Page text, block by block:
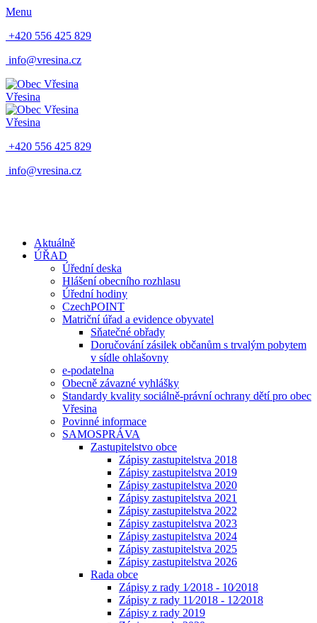
Menu
+420 556 425 829
info@vresina.cz
Vřesina
Vřesina
+420 556 425 829
info@vresina.cz
Aktuálně
ÚŘAD
Úřední deska
Hlášení obecního rozhlasu
Úřední hodiny
CzechPOINT
Matriční úřad a evidence obyvatel
Sňatečné obřady
Doručování zásilek občanům s trvalým pobytem
v sídle ohlašovny
e-podatelna
Obecně závazné vyhlášky
Standardy kvality sociálně-právní ochrany dětí pro obec
Vřesina
Povinné informace
SAMOSPRÁVA
Zastupitelstvo obce
Zápisy zastupitelstva 2018
Zápisy zastupitelstva 2019
Zápisy zastupitelstva 2020
Zápisy zastupitelstva 2021
Zápisy zastupitelstva 2022
Zápisy zastupitelstva 2023
Zápisy zastupitelstva 2024
Zápisy zastupitelstva 2025
Zápisy zastupitelstva 2026
Rada obce
Zápisy z rady 1⁄2018 - 10⁄2018
Zápisy z rady 11⁄2018 - 12⁄2018
Zápisy z rady 2019